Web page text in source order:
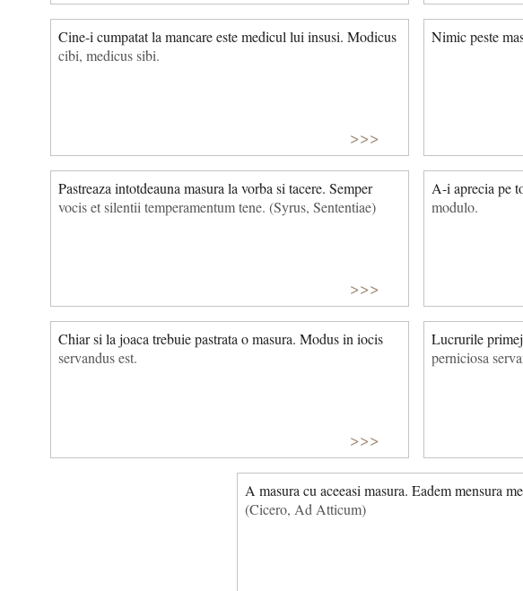
Cine-i cumpatat la mancare este medicul lui insusi. Modicus
cibi, medicus sibi.
>>>
Nimic peste
Pastreaza intotdeauna masura la vorba si tacere. Semper
vocis et silentii temperamentum tene. (Syrus, Sententiae)
>>>
A-i aprecia pe
modulo.
Chiar si la joaca trebuie pastrata o masura. Modus in iocis
servandus est.
>>>
Lucrurile
perniciosa
A masura cu aceeasi masura. Eadem mensura
(Cicero, Ad Atticum)